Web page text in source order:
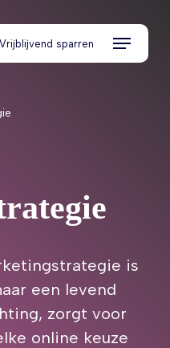
Vrijblijvend sparren Menu
is
een levend
zorgt voor
online keuze